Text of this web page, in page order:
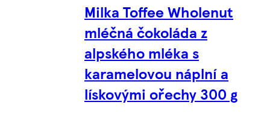
Milka Toffee Wholenut
mléčná čokoláda z
alpského mléka s
karamelovou náplní a
lískovými ořechy 300 g